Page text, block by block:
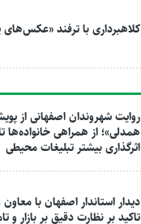
کلاهبرداری با ترفند «عکس‌های
همدلی»؛ از همراهی خانواده‌ها
اثرگذاری بیشتر تبلیغات محیطی
دیدار استاندار اصفهان با
تاکید بر نظارت دقیق بر بازار و